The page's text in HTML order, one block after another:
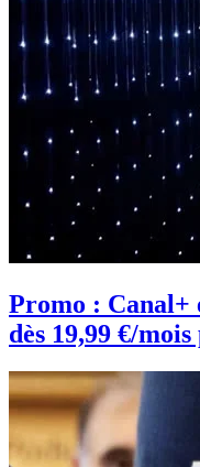
Promo : Canal+
dès 19,99 €/